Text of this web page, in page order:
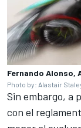
Fernando Alonso,
Photo by: Alastair
Sin embargo, a
con el